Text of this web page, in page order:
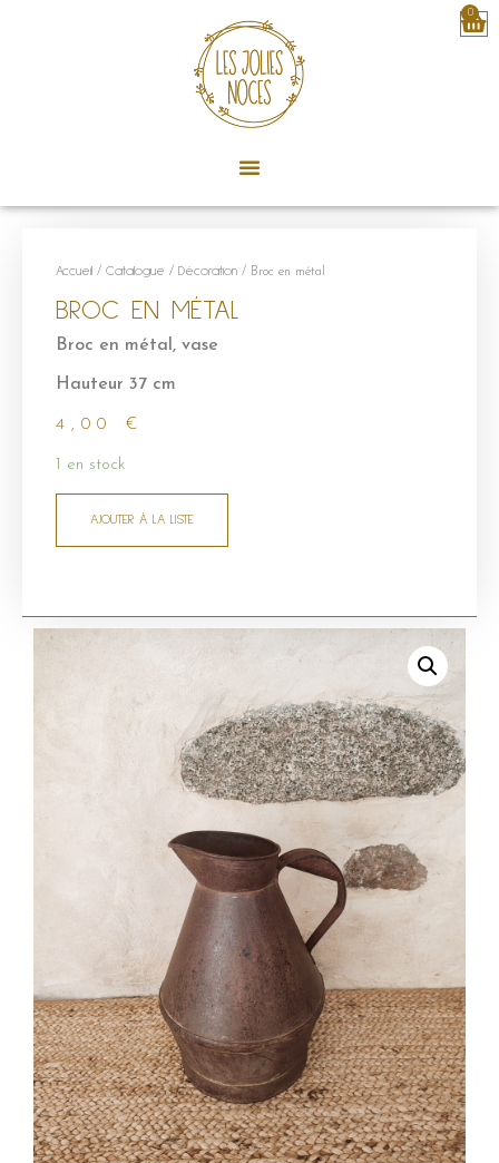
0
Accueil / Catalogue / Décoration / Broc en métal
BROC EN MÉTAL
Broc en métal, vase
Hauteur 37 cm
4,00 €
1 en stock
AJOUTER À LA LISTE